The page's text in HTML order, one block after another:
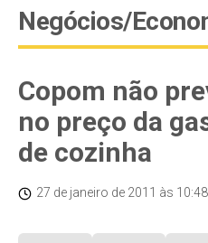
Negócios/
Copom não
no preço da
de cozinha
27 de janeiro de 2011 às 10:48